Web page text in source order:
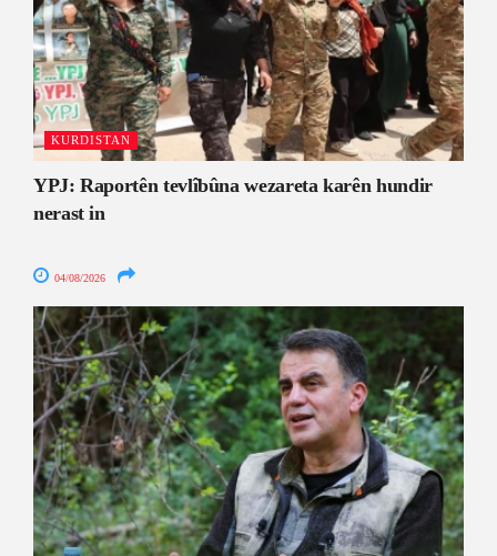
KURDISTAN
YPJ: Raportên tevlîbûna wezareta karên hundir
nerast in
04/08/2026